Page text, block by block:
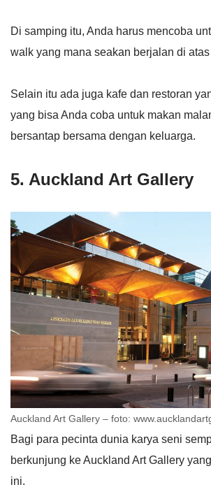
Di samping itu, Anda harus mencoba
walk yang mana seakan berjalan di
Selain itu ada juga kafe dan restoran
yang bisa Anda coba untuk makan
bersantap bersama dengan keluarga.
5. Auckland Art Gallery
Auckland Art Gallery – foto:
Bagi para pecinta dunia karya seni
berkunjung ke Auckland Art Gallery
ini.